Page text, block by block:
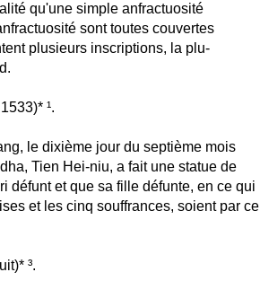
qu'une simple anfractuosité
sont toutes couvertes
plusieurs inscriptions, la plu-
¹.
le dixième jour du septième mois
Tien Hei-niu, a fait une statue de
défunt et que sa fille défunte, en ce qui
et les cinq souffrances, soient par ce
³.